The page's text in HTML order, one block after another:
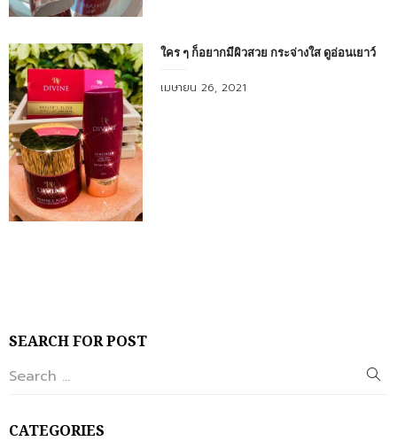
ใคร ๆ ก็อยากมีผิวสวย กระจ่างใส ดูอ่อนเยาว์
Posted
เมษายน 26, 2021
SEARCH FOR POST
CATEGORIES